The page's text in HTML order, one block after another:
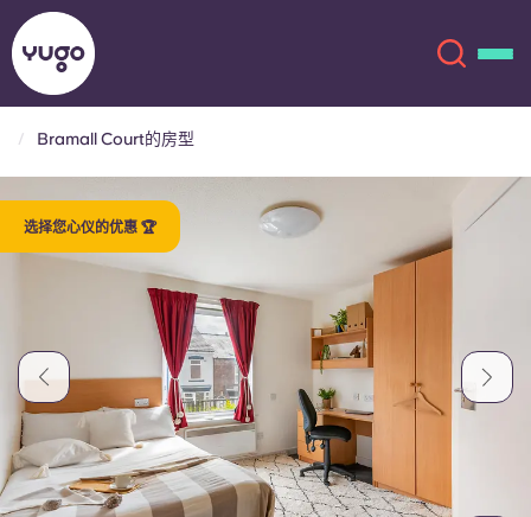
地点
账户 语言
English (US)
Chinese Español
Català Deutsch
Italian French
Portuguese
Bramall Court的房型
选择您心仪的优惠 🏆